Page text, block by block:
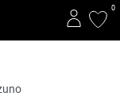
0